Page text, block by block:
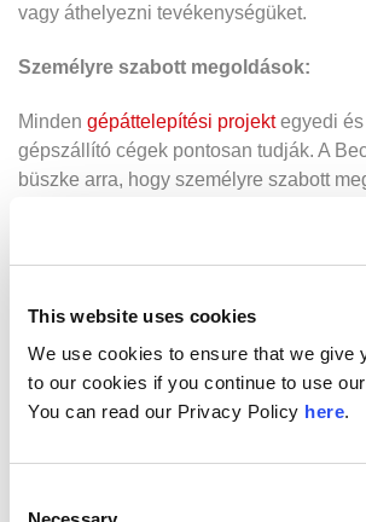
This website uses cookies
We use cookies to ensure that we give
to our cookies if you continue to use
You can read our Privacy Policy here.
vagy áthelyezni tevékenységüket.
Személyre szabott megoldások:
Minden gépáttelepítési projektegyedi és
gépszállító cégek pontosan tudják. A
büszke arra, hogy személyre szabott
szorosan együttműködik az ügyfelekkel,
követelménynek és célkitűzésnek
Következtetés:
céget bíz meg, mint a Beck & Pollitzer,